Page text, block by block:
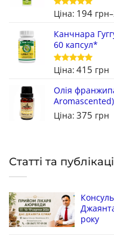
Оцінено в
з 5
Ціна: 194 грн–
Канчнара
60 капсул*
Оцінено в
з 5
Ціна: 415 грн
Олія
Ціна: 375 грн
Статті та
року